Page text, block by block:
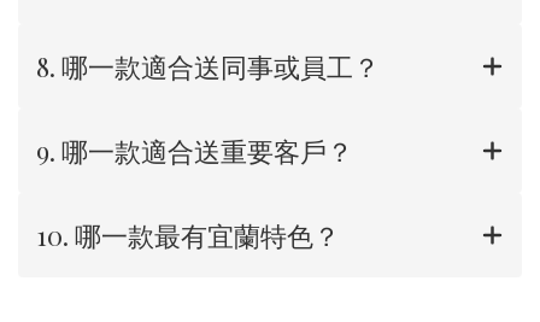
8. 哪一款適合送同事或員工？
9. 哪一款適合送重要客戶？
10. 哪一款最有宜蘭特色？